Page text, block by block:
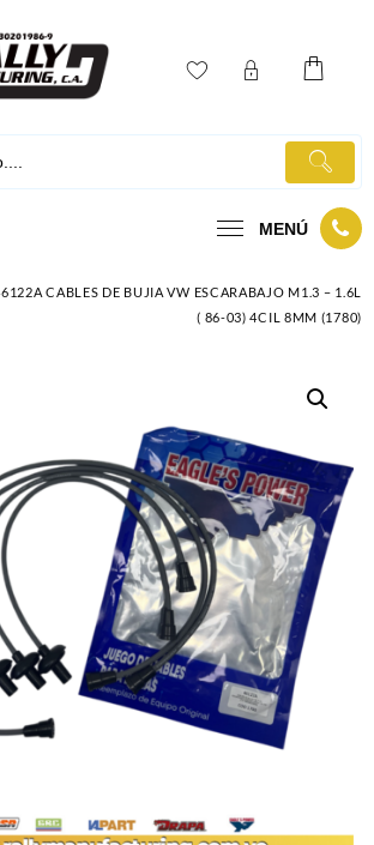
MENÚ
CABLES DE BUJIA VW ESCARABAJO M1.3 – 1.6L
( 86-03) 4CIL 8MM (1780)